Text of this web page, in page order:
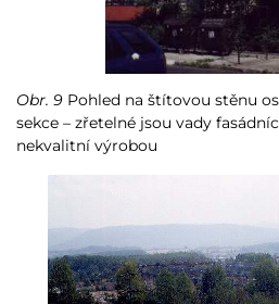
Obr. 9 Pohled na štítovou stěnu
sekce – zřetelné jsou vady
nekvalitní výrobou